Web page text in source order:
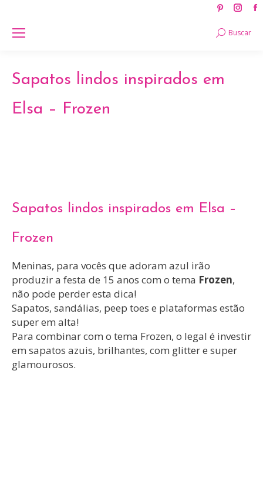
opens
Search:
Buscar
Sapatos lindos inspirados em
Elsa – Frozen
Sapatos lindos inspirados em Elsa –
Frozen
Meninas, para vocês que adoram azul irão
produzir a festa de 15 anos com o tema Frozen,
não pode perder esta dica!
Sapatos, sandálias, peep toes e plataformas estão
super em alta!
Para combinar com o tema Frozen, o legal é investir
em sapatos azuis, brilhantes, com glitter e super
glamourosos.